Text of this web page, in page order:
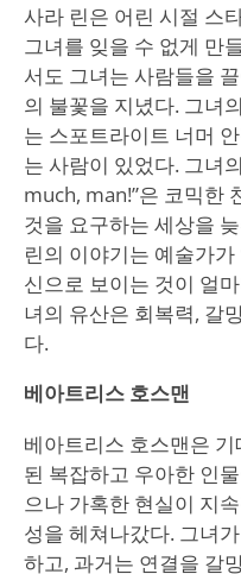
사라 린은 어린 시절 스
그녀를 잊을 수 없게 만
서도 그녀는 사람들을
의 불꽃을 지녔다. 그녀
는 스포트라이트 너머
는 사람이 있었다. 그녀
much, man!”은 코믹한
것을 요구하는 세상을
린의 이야기는 예술가
신으로 보이는 것이 얼
녀의 유산은 회복력, 갈
다.
베아트리스 호스맨
베아트리스 호스맨은
된 복잡하고 우아한 인
으나 가혹한 현실이 지
성을 헤쳐나갔다. 그녀
하고, 과거는 연결을 갈